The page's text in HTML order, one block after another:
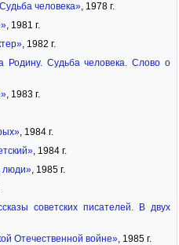
человека», 1978 г.
, 1981 г.
, 1982 г.
Родину. Судьба человека. Слово о
, 1983 г.
, 1984 г.
, 1984 г.
люди», 1985 г.
советских писателей. В двух
Отечественной войне», 1985 г.